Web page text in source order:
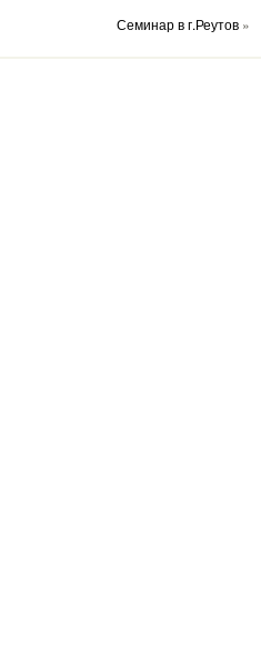
Семинар в г.Реутов »